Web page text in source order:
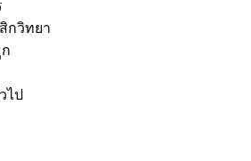
กวิทยา
ไป